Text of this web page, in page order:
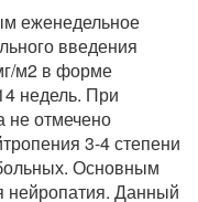
еженедельное
введения
м2 в форме
недель. При
не отмечено
3-4 степени
Основным
нейропатия. Данный